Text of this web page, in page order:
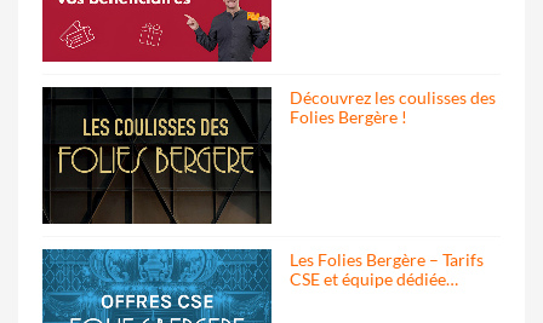
Découvrez les coulisses des
Folies Bergère !
Les Folies Bergère – Tarifs
CSE et équipe dédiée…